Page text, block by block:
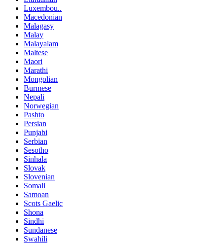
Luxembou..
Macedonian
Malagasy
Malay
Malayalam
Maltese
Maori
Marathi
Mongolian
Burmese
Nepali
Norwegian
Pashto
Persian
Punjabi
Serbian
Sesotho
Sinhala
Slovak
Slovenian
Somali
Samoan
Scots Gaelic
Shona
Sindhi
Sundanese
Swahili